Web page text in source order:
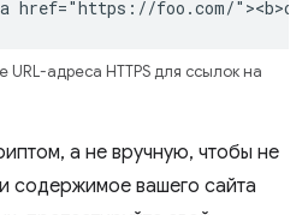
href="https://foo.com/
URL-адреса HTTPS для ссылок на
а не вручную, чтобы не
содержимое вашего сайта